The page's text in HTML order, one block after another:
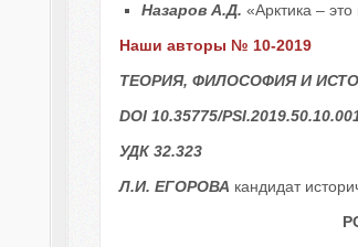
Назаров А.Д. «Арктика –
Наши авторы № 10-2019
ТЕОРИЯ, ФИЛОСОФИЯ И
DOI 10.35775/
УДК 32.323
Л.И. ЕГОРОВА кандидат